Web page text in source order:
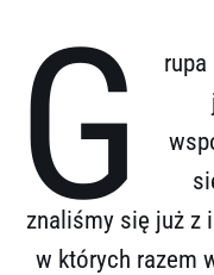
G
znaliśmy się już z
w których razem